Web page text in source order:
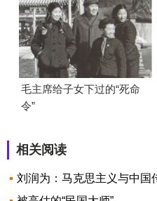
毛主席给子女下过的“死命
令”
相关阅读
刘润为：马克思主义与中国